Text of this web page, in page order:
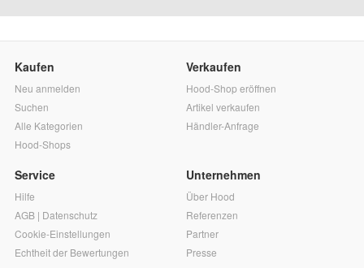
Kaufen
Neu anmelden
Suchen
Alle Kategorien
Hood-Shops
Verkaufen
Hood-Shop eröffnen
Artikel verkaufen
Händler-Anfrage
Service
Hilfe
AGB | Datenschutz
Cookie-Einstellungen
Echtheit der Bewertungen
Unternehmen
Über Hood
Referenzen
Partner
Presse